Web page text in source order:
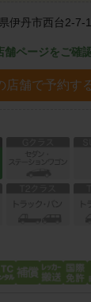
伊丹市西台2-7-
舗ページをご確
店舗で予約す